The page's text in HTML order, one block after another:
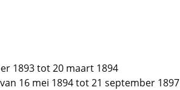
1893 tot 20 maart 1894
16 mei 1894 tot 21 september 1897